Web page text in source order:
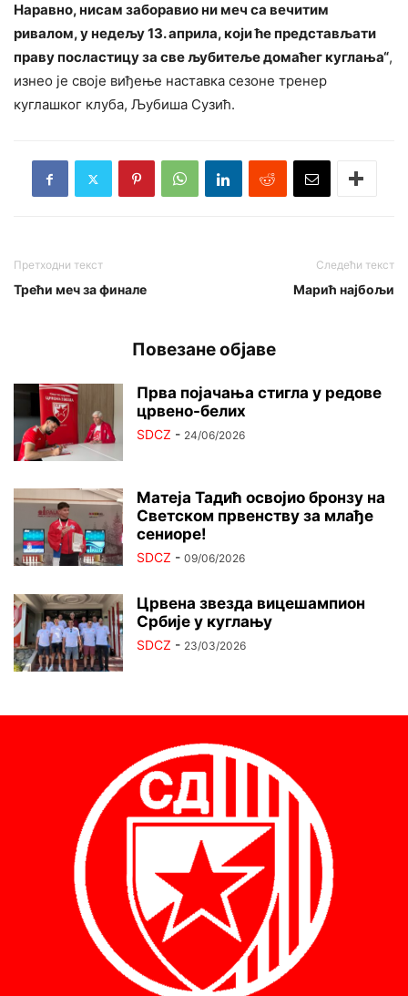
Наравно, нисам заборавио ни меч са вечитим
ривалом, у недељу 13. априла, који ће представљати
праву посластицу за све љубитеље домаћег куглања“,
изнео је своје виђење наставка сезоне тренер
куглашког клуба, Љубиша Сузић.
Претходни текст
Трећи меч за финале
Следећи текст
Марић најбољи
Повезане објаве
Прва појачања стигла у редове
црвено-белих
SDCZ - 24/06/2026
Матеја Тадић освојио бронзу на
Светском првенству за млађе
сениоре!
SDCZ - 09/06/2026
Црвена звезда вицешампион
Србије у куглању
SDCZ - 23/03/2026